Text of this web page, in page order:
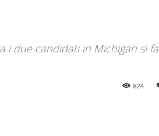
i due candidati in Michigan si fa
824